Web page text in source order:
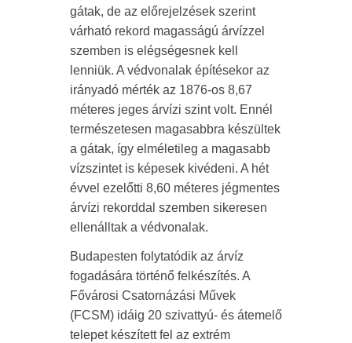
gátak, de az előrejelzések szerint
várható rekord magasságú árvízzel
szemben is elégségesnek kell
lenniük. A védvonalak építésekor az
irányadó mérték az 1876-os 8,67
méteres jeges árvízi szint volt. Ennél
természetesen magasabbra készültek
a gátak, így elméletileg a magasabb
vízszintet is képesek kivédeni. A hét
évvel ezelőtti 8,60 méteres jégmentes
árvízi rekorddal szemben sikeresen
ellenálltak a védvonalak.
Budapesten folytatódik az árvíz
fogadására történő felkészítés. A
Fővárosi Csatornázási Művek
(FCSM) idáig 20 szivattyú- és átemelő
telepet készített fel az extrém